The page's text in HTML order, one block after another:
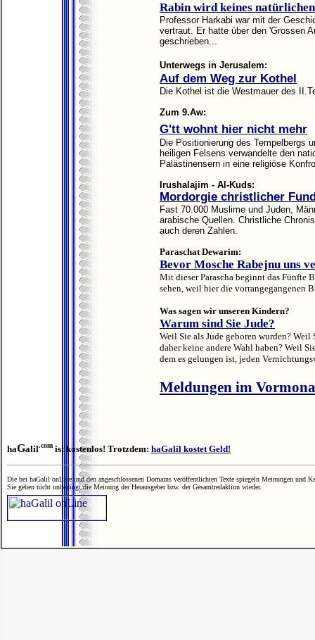
Rabin wird keines
Professor Harkabi war mit der
vertraut. Er hatte über den 'Grossen
geschrieben...
Unterwegs in Jerusalem:
Auf dem Weg zur Kothel
Die Kothel ist die Westmauer des
Zum 9.Aw:
G'tt wohnt hier nicht mehr
Die Positionierung des Tempelbergs
heiligen Felsens verwandelte den
Palästinensern in eine religiöse
Irushalajim - Al-Kuds:
Mordorgie christlicher
Fast 70.000 Muslime und Juden,
arabische Quellen. Christliche
auch deren Zahlen.
Paraschat Dewarim:
Bevor Mosche Rabejnu uns
Mit dieser Parascha beginnt das Fünfte
sehen, weil hier die vorrangegangenen
Was sagen wir unseren Kindern?
Warum sind Sie Jude?
Weil Sie als Jude geboren wurden?
daher keine andere Wahl haben? Weil
dem es gelungen ist, jeden
Meldungen im
haGalil.com ist kostenlos! Trotzdem: haGalil kostet Geld!
Die bei haGalil onLine und den angeschlossenen Domains veröffentlichten Texte spiegeln Meinungen und
Sie geben nicht unbedingt die Meinung der Herausgeber bzw. der Gesamtredaktion wieder.